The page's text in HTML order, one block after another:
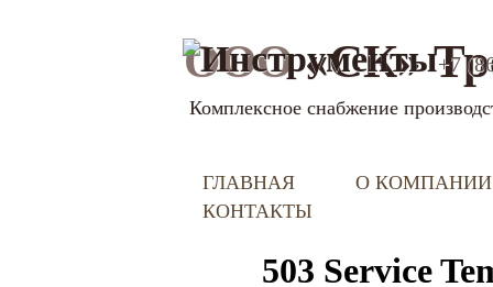
ООО«СК»
Комплексное снабжение
+7
ГЛАВНАЯ
О КОМПАНИИ
КОНТАКТЫ